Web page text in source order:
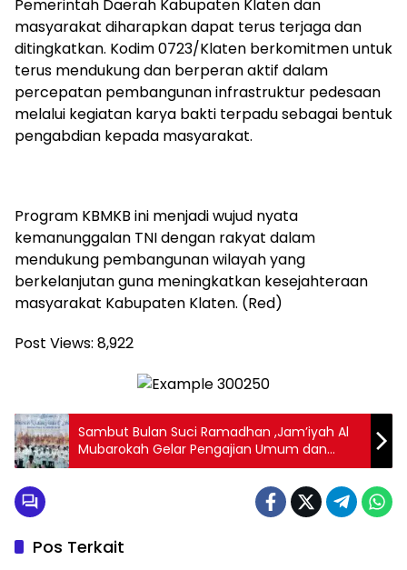
Pemerintah Daerah Kabupaten Klaten dan
masyarakat diharapkan dapat terus terjaga dan
ditingkatkan. Kodim 0723/Klaten berkomitmen untuk
terus mendukung dan berperan aktif dalam
percepatan pembangunan infrastruktur pedesaan
melalui kegiatan karya bakti terpadu sebagai bentuk
pengabdian kepada masyarakat.
Program KBMKB ini menjadi wujud nyata
kemanunggalan TNI dengan rakyat dalam
mendukung pembangunan wilayah yang
berkelanjutan guna meningkatkan kesejahteraan
masyarakat Kabupaten Klaten. (Red)
Post Views: 8,922
Sambut Bulan Suci Ramadhan ,Jam’iyah Al
Mubarokah Gelar Pengajian Umum dan
Santunan Anak Yatim.
Pos Terkait